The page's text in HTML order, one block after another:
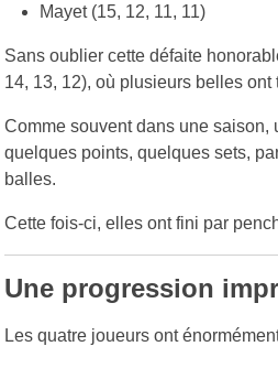
Mayet (15, 12, 11, 11)
Sans oublier cette défaite
14, 13, 12), où plusieurs belles ont
Comme souvent dans une saison,
quelques points, quelques sets,
balles.
Cette fois-ci, elles ont fini par
Une progression
Les quatre joueurs ont